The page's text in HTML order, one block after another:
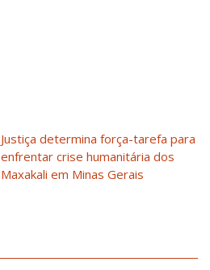
Justiça determina força-tarefa para
enfrentar crise humanitária dos
Maxakali em Minas Gerais